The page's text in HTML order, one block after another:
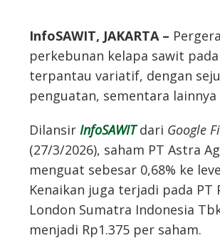
InfoSAWIT, JAKARTA –
perkebunan kelapa sawit
terpantau variatif, dengan
penguatan, sementara
Dilansir InfoSAWITdari Google
(27/3/2026), saham PT Astra
menguat sebesar 0,68% ke
Kenaikan juga terjadi pada PT
London Sumatra Indonesia
menjadi Rp1.375 per saham.